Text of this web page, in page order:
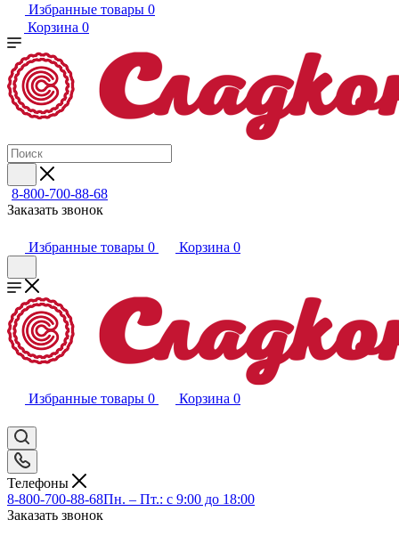
Избранные товары 0
Корзина 0
8-800-700-88-68
Заказать звонок
Избранные товары 0 Корзина 0
Избранные товары 0 Корзина 0
Телефоны
8-800-700-88-68Пн. – Пт.: с 9:00 до 18:00
Заказать звонок